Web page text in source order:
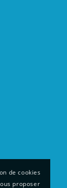
de cookies
proposer